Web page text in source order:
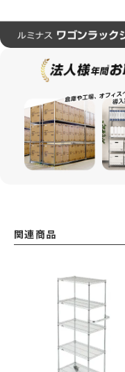
関連商品